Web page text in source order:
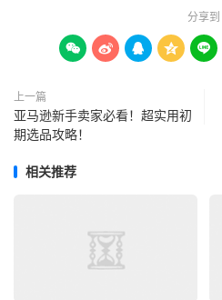
分享到
    
上一篇
亚马逊新手卖家必看！超实用初
期选品攻略！
相关推荐